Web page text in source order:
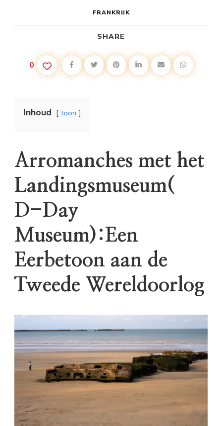
FRANKRIJK
SHARE
0
Inhoud toon
Arromanches met het
Landingsmuseum(
D-Day
Museum):Een
Eerbetoon aan de
Tweede Wereldoorlog